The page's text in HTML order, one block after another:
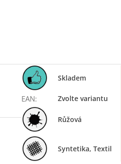
Skladem
EAN: Zvolte variantu
Růžová
Syntetika, Textil